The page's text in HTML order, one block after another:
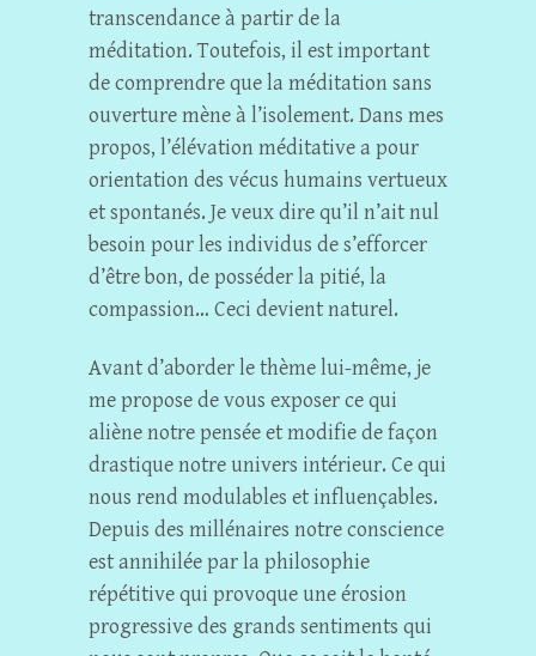
transcendance à partir de la
méditation. Toutefois, il est important
de comprendre que la méditation sans
ouverture mène à l’isolement. Dans mes
propos, l’élévation méditative a pour
orientation des vécus humains vertueux
et spontanés. Je veux dire qu’il n’ait nul
besoin pour les individus de s’efforcer
d’être bon, de posséder la pitié, la
compassion… Ceci devient naturel.
Avant d’aborder le thème lui-même, je
me propose de vous exposer ce qui
aliène notre pensée et modifie de façon
drastique notre univers intérieur. Ce qui
nous rend modulables et influençables.
Depuis des millénaires notre conscience
est annihilée par la philosophie
répétitive qui provoque une érosion
progressive des grands sentiments qui